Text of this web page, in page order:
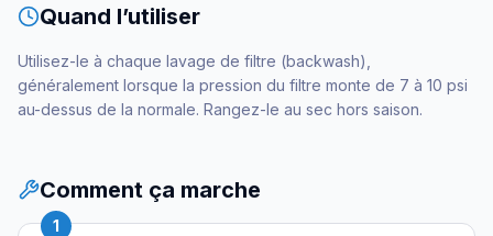
Quand l’utiliser
Utilisez-le à chaque lavage de filtre (backwash),
généralement lorsque la pression du filtre monte de 7 à 10 psi
au-dessus de la normale. Rangez-le au sec hors saison.
Comment ça marche
1